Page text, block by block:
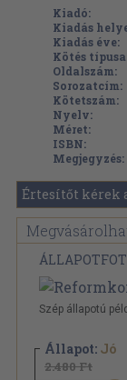
Kiadó:
Kiadás
Kiadás éve:
Kötés
Oldalszám:
Sorozatcím:
Kötetszám:
Nyelv:
Méret:
ISBN:
Megjegyzés:
Értesítőt kérek
Szép állapotú
Állapot: Jó
2.480 Ft